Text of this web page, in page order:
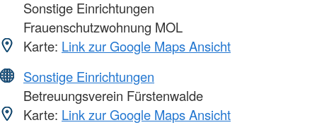
Sonstige Einrichtungen
Frauenschutzwohnung MOL
Karte: Link zur Google Maps Ansicht
Sonstige Einrichtungen
Betreuungsverein Fürstenwalde
Karte: Link zur Google Maps Ansicht